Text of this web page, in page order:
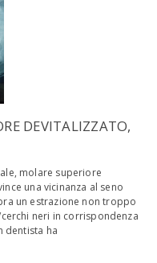
DEVITALIZZATO,
molare superiore
una vicinanza al seno
un estrazione non troppo
neri in corrispondenza
dentista ha